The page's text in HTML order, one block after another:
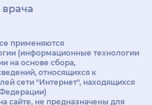
врачам
применяются
(информационные технологии
на основе сбора,
относящихся к
сети "Интернет", находящихся
сайте, не предназначены для